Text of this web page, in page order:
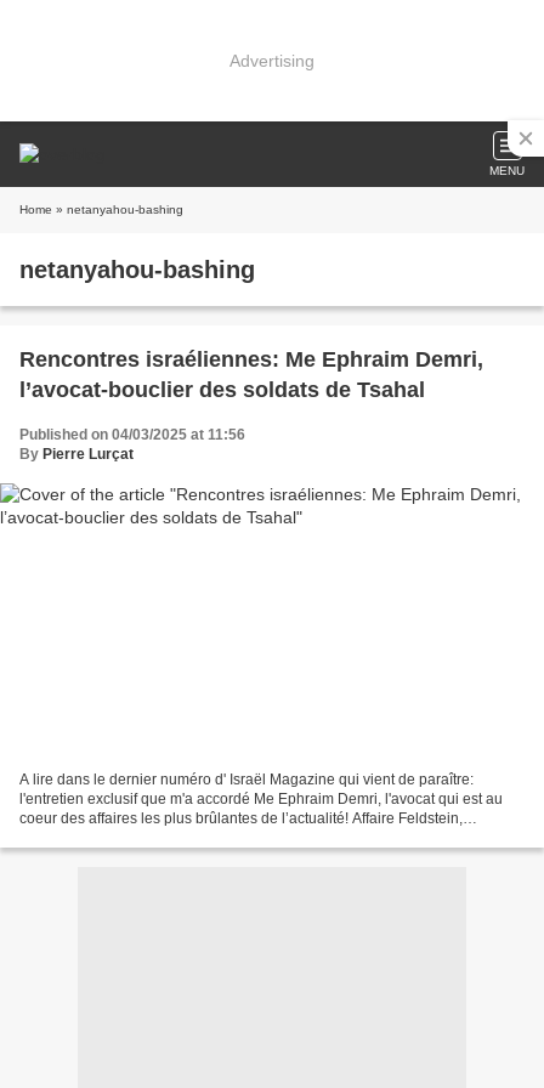
Advertising
MENU
Home » netanyahou-bashing
netanyahou-bashing
Rencontres israéliennes: Me Ephraim Demri,
l’avocat-bouclier des soldats de Tsahal
Published on 04/03/2025 at 11:56
By Pierre Lurçat
A lire dans le dernier numéro d' Israël Magazine qui vient de paraître:
l'entretien exclusif que m'a accordé Me Ephraim Demri, l'avocat qui est au
coeur des affaires les plus brûlantes de l’actualité! Affaire Feldstein,